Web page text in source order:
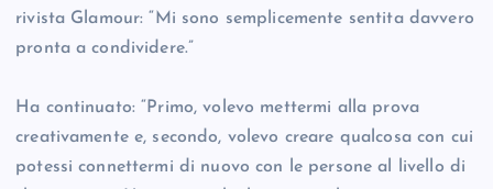
rivista Glamour: “Mi sono semplicemente sentita davvero
pronta a condividere.”
Ha continuato: “Primo, volevo mettermi alla prova
creativamente e, secondo, volevo creare qualcosa con cui
potessi connettermi di nuovo con le persone al livello di